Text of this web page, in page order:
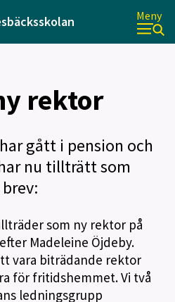
Meny
rektor
gått i pension och
nu tillträtt som
som ny rektor på
Madeleine Öjdeby.
vara biträdande rektor
för fritidshemmet. Vi två
ledningsgrupp